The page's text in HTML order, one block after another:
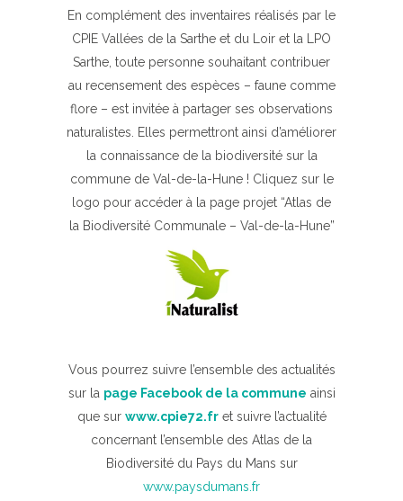
En complément des inventaires réalisés par le
CPIE Vallées de la Sarthe et du Loir et la LPO
Sarthe, toute personne souhaitant contribuer
au recensement des espèces – faune comme
flore – est invitée à partager ses observations
naturalistes. Elles permettront ainsi d’améliorer
la connaissance de la biodiversité sur la
commune de Val-de-la-Hune ! Cliquez sur le
logo pour accéder à la page projet “Atlas de
la Biodiversité Communale – Val-de-la-Hune”
Vous pourrez suivre l’ensemble des actualités
sur la page Facebook de la commune ainsi
que sur www.cpie72.fret suivre l’actualité
concernant l’ensemble des Atlas de la
Biodiversité du Pays du Mans sur
www.paysdumans.fr